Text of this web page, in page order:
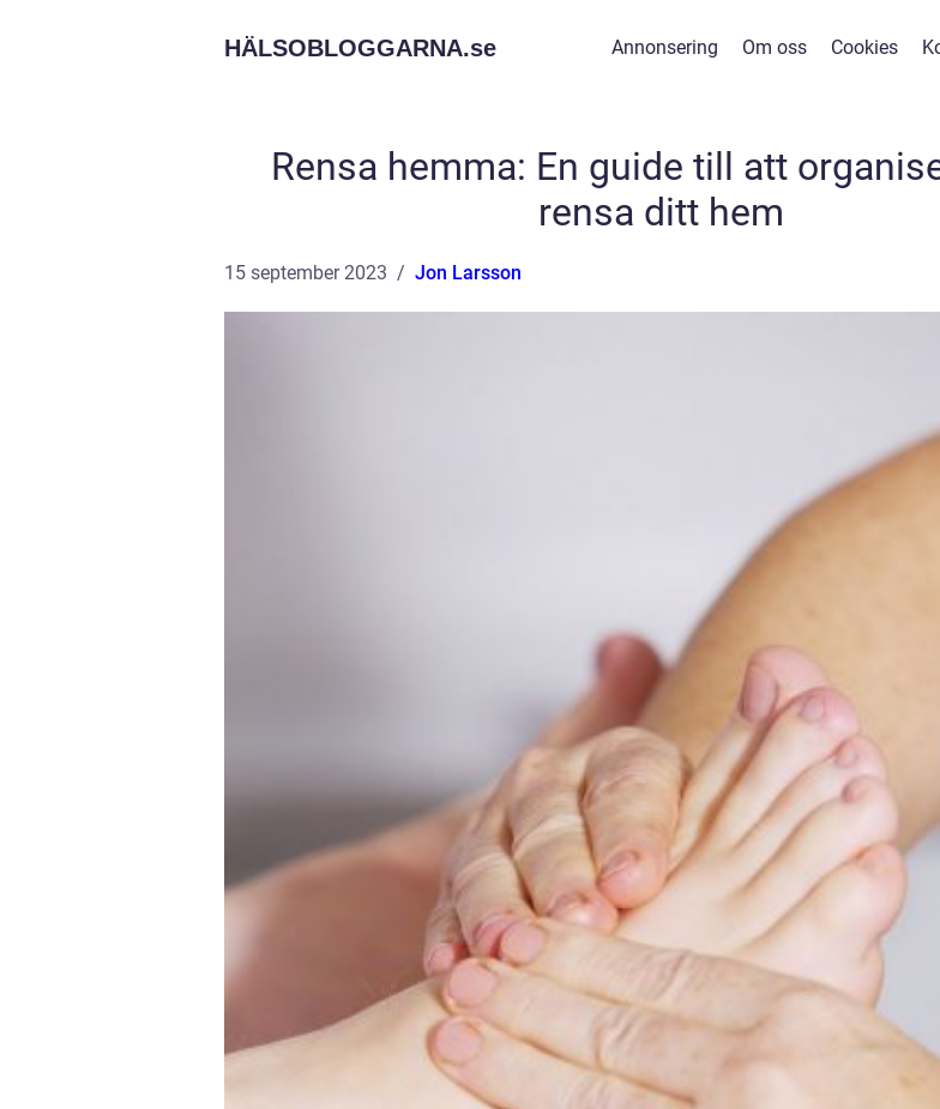
HÄLSOBLOGGARNA.se Annonsering Om oss Cookies
Rensa hemma: En guide till att
rensa ditt hem
15 september 2023 Jon Larsson